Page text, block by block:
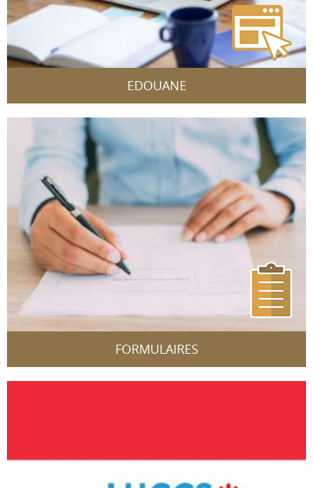
EDOUANE
FORMULAIRES